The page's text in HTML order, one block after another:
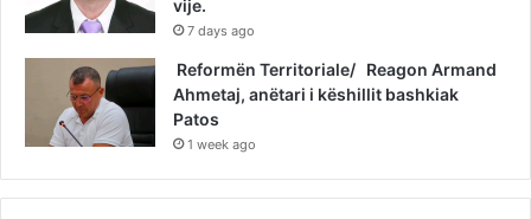
vije.
7 days ago
Reformën Territoriale/ Reagon Armand
Ahmetaj, anëtari i këshillit bashkiak
Patos
1 week ago